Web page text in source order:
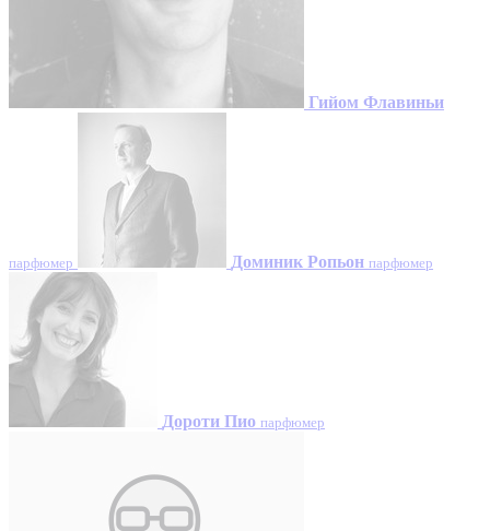
Гийом Флавиньи
парфюмер Доминик Ропьон парфюмер
Дороти Пио парфюмер